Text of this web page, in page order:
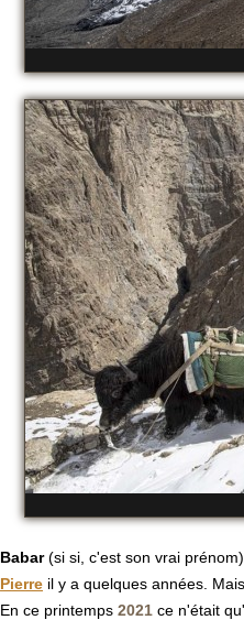
Babar(si si, c'est son vrai
Pierre il y a quelques années.
En ce printemps 2021 ce n'était